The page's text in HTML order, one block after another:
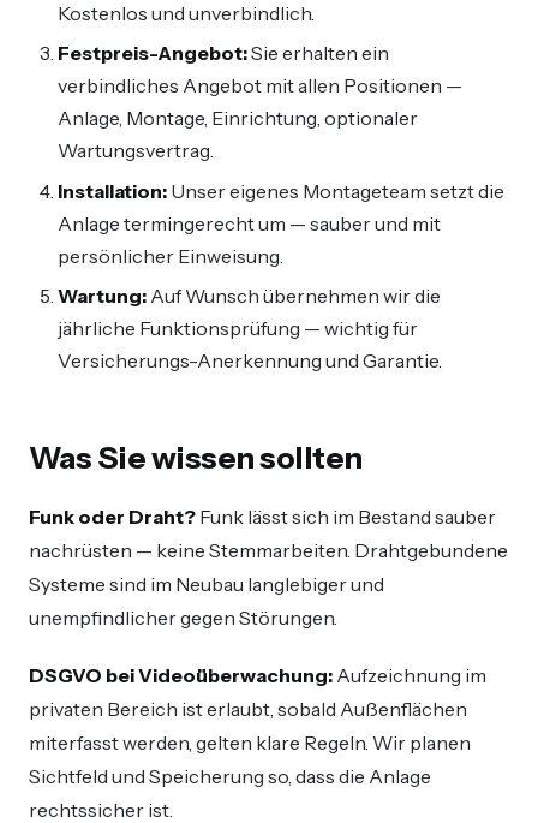
Kostenlos und unverbindlich.
Festpreis-Angebot:Sie erhalten ein
verbindliches Angebot mit allen Positionen —
Anlage, Montage, Einrichtung, optionaler
Wartungsvertrag.
Installation: Unser eigenes Montageteam setzt die
Anlage termingerecht um — sauber und mit
persönlicher Einweisung.
Wartung: Auf Wunsch übernehmen wir die
jährliche Funktionsprüfung — wichtig für
Versicherungs-Anerkennung und Garantie.
Was Sie wissen sollten
Funk oder Draht? Funk lässt sich im Bestand sauber
nachrüsten — keine Stemmarbeiten. Drahtgebundene
Systeme sind im Neubau langlebiger und
unempfindlicher gegen Störungen.
DSGVO bei Videoüberwachung: Aufzeichnung im
privaten Bereich ist erlaubt, sobald Außenflächen
miterfasst werden, gelten klare Regeln. Wir planen
Sichtfeld und Speicherung so, dass die Anlage
rechtssicher ist.